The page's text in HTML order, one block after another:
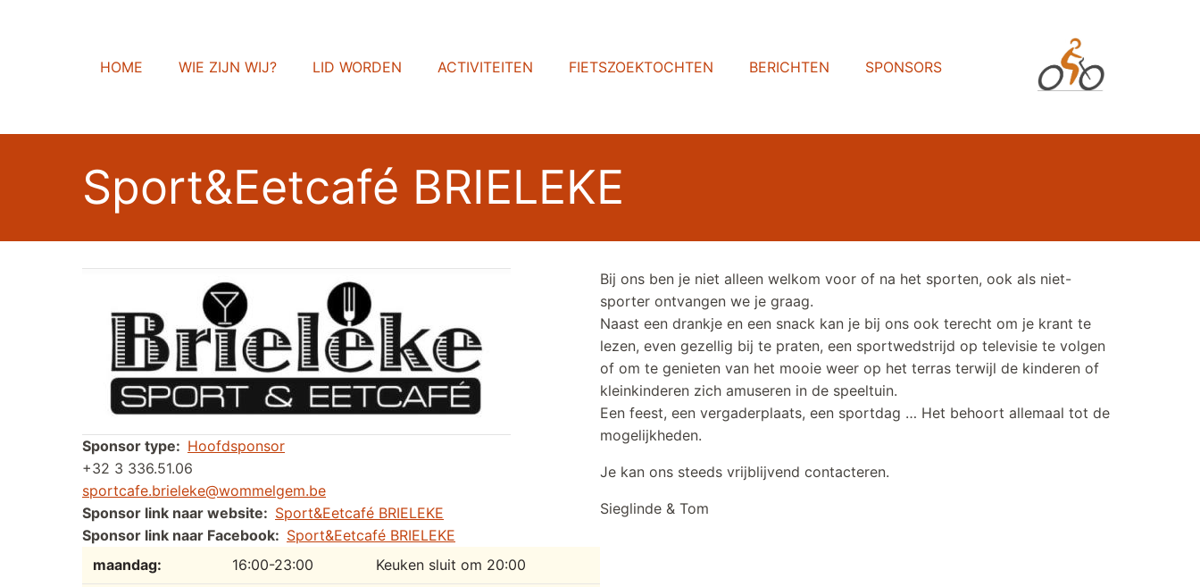
HOME WIE ZIJN WIJ? LID WORDEN ACTIVITEITEN FIETSZOEKTOCHTEN BERICHTEN SPONSORS
Sport&Eetcafé BRIELEKE
Sponsor type
Hoofdsponsor
+32 3 336.51.06
sportcafe.brieleke@wommelgem.be
Sponsor link naar website
Sport&Eetcafé BRIELEKE
Sponsor link naar Facebook
Sport&Eetcafé BRIELEKE
Tijdslot
Reactie
maandag: 16:00-23:00 Keuken sluit om 20:00
Bij ons ben je niet alleen welkom voor of na het sporten, ook als niet-
sporter ontvangen we je graag.
Naast een drankje en een snack kan je bij ons ook terecht om je krant te
lezen, even gezellig bij te praten, een sportwedstrijd op televisie te volgen
of om te genieten van het mooie weer op het terras terwijl de kinderen of
kleinkinderen zich amuseren in de speeltuin.
Een feest, een vergaderplaats, een sportdag … Het behoort allemaal tot de
mogelijkheden.
Je kan ons steeds vrijblijvend contacteren.
Sieglinde & Tom